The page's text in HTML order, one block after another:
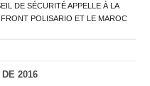
DE SÉCURITÉ APPELLE À LA
POLISARIO ET LE MAROC
2016